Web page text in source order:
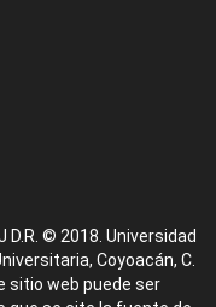
© 2018. Universidad
Coyoacán, C.
sitio web puede ser